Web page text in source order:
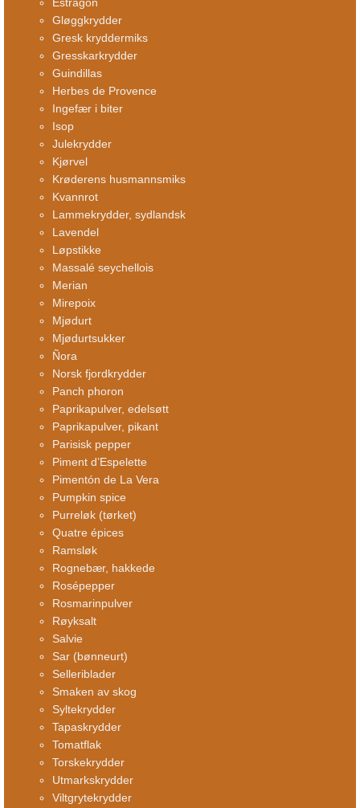
Gløggkrydder
Gresk kryddermiks
Gresskarkrydder
Guindillas
Herbes de Provence
Ingefær i biter
Isop
Julekrydder
Kjørvel
Krøderens husmannsmiks
Kvannrot
Lammekrydder, sydlandsk
Lavendel
Løpstikke
Massalé seychellois
Merian
Mirepoix
Mjødurt
Mjødurtsukker
Ñora
Norsk fjordkrydder
Panch phoron
Paprikapulver, edelsøtt
Paprikapulver, pikant
Parisisk pepper
Piment d’Espelette
Pimentón de La Vera
Pumpkin spice
Purreløk (tørket)
Quatre épices
Ramsløk
Rognebær, hakkede
Rosépepper
Rosmarinpulver
Røyksalt
Salvie
Sar (bønneurt)
Selleriblader
Smaken av skog
Syltekrydder
Tapaskrydder
Tomatflak
Torskekrydder
Utmarkskrydder
Viltgrytekrydder